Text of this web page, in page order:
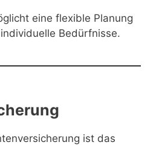
eine flexible Planung
Bedürfnisse.
ist das